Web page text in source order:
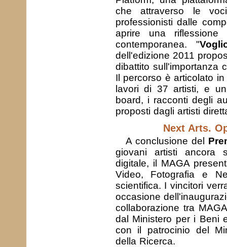
che attraverso le
professionisti dalle
aprire una
contemporanea.­ "
dell'edizione 2011
dibattito sull'importanza
Il percorso è articolato
lavori di 37 artisti, e
board, i racconti degli
proposti dagli artisti
Next Arts.
A conclusione del
giovani artisti ancora
digitale, il MAGA
Video, Fotografia e
scientifica. I vincitori
occasione
collaborazione tra
dal Ministero per i Beni
con il patrocinio del
della Ricerca.